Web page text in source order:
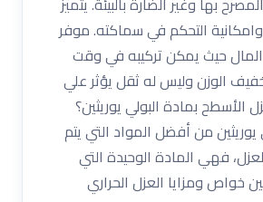
التحكم في سماكته. موفر
حيث يمكن تركيبه في وقت
خفيف الوزن وليس له ثقل يؤثر علي
بمادة البولي يوريثين؟
يوريثين من أفضل المواد التي يتم
فهي المادة الوحيدة التي
خواص ومزايا العزل الحراري